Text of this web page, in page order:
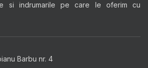
si indrumarile pe care le oferim cu
Barbu nr. 4